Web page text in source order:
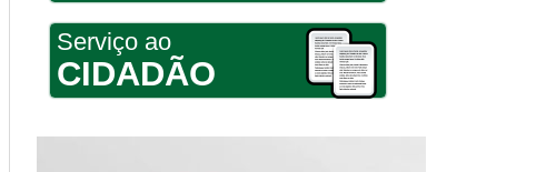
Serviço ao
CIDADÃO